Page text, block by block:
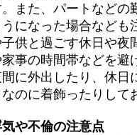
また、パートなど
になった場合なども
供と過ごす休日や
事の時間帯などを避
に外出したり、休日
のに着飾ったりして
や不倫の注意点